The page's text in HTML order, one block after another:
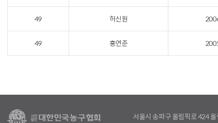
49 허신원
49 홍연준
서울시 송파구 올림픽로 424